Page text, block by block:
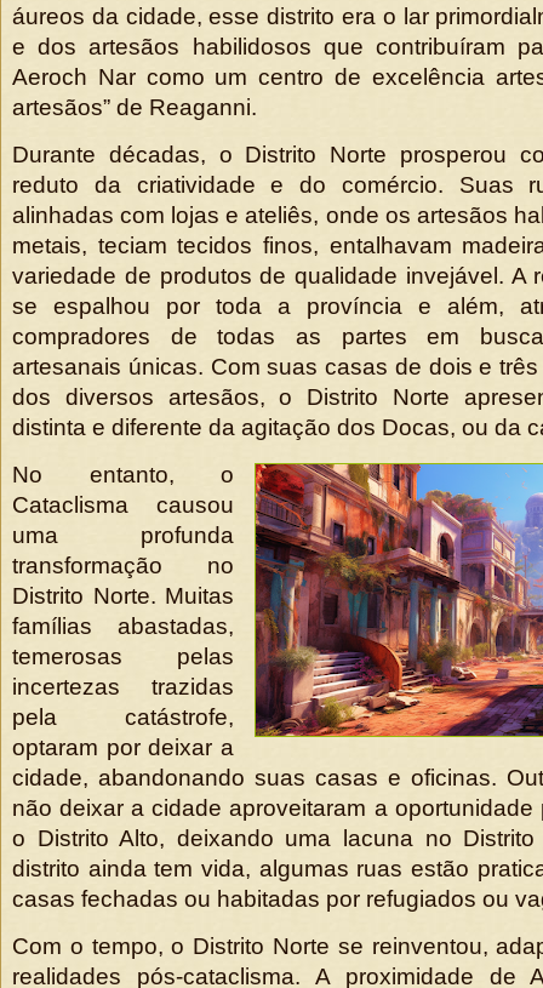
áureos da cidade, esse distrito era o lar
e dos artesãos habilidosos que contribuíram
Aeroch Nar como um centro de excelência
artesãos” de Reaganni.
Durante décadas, o Distrito Norte prosperou
reduto da criatividade e do comércio. Suas
alinhadas com lojas e ateliês, onde os artesãos
metais, teciam tecidos finos, entalhavam
variedade de produtos de qualidade invejável. A
se espalhou por toda a província e além,
compradores de todas as partes em
artesanais únicas. Com suas casas de dois e
dos diversos artesãos, o Distrito Norte
distinta e diferente da agitação dos Docas, ou da
No entanto, o
Cataclisma causou
uma profunda
transformação no
Distrito Norte. Muitas
famílias abastadas,
temerosas pelas
incertezas trazidas
pela catástrofe,
optaram por deixar a
cidade, abandonando suas casas e oficinas.
não deixar a cidade aproveitaram a oportunidade
o Distrito Alto, deixando uma lacuna no
distrito ainda tem vida, algumas ruas estão
casas fechadas ou habitadas por refugiados ou
Com o tempo, o Distrito Norte se reinventou,
realidades pós-cataclisma. A proximidade de